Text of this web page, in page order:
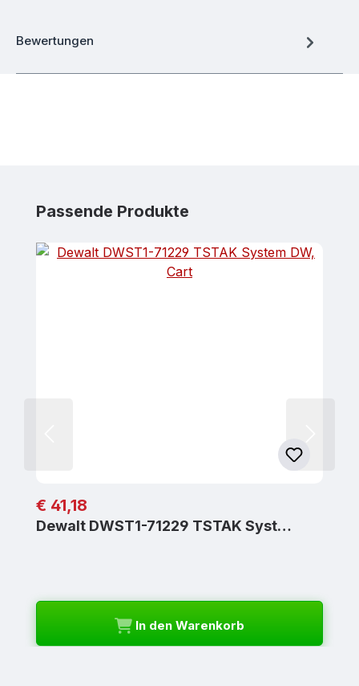
Bewertungen
Produktgalerie überspringen
Passende Produkte
Regulärer Preis:
€ 41,18
Dewalt DWST1-71229 TSTAK Syst…
In den Warenkorb